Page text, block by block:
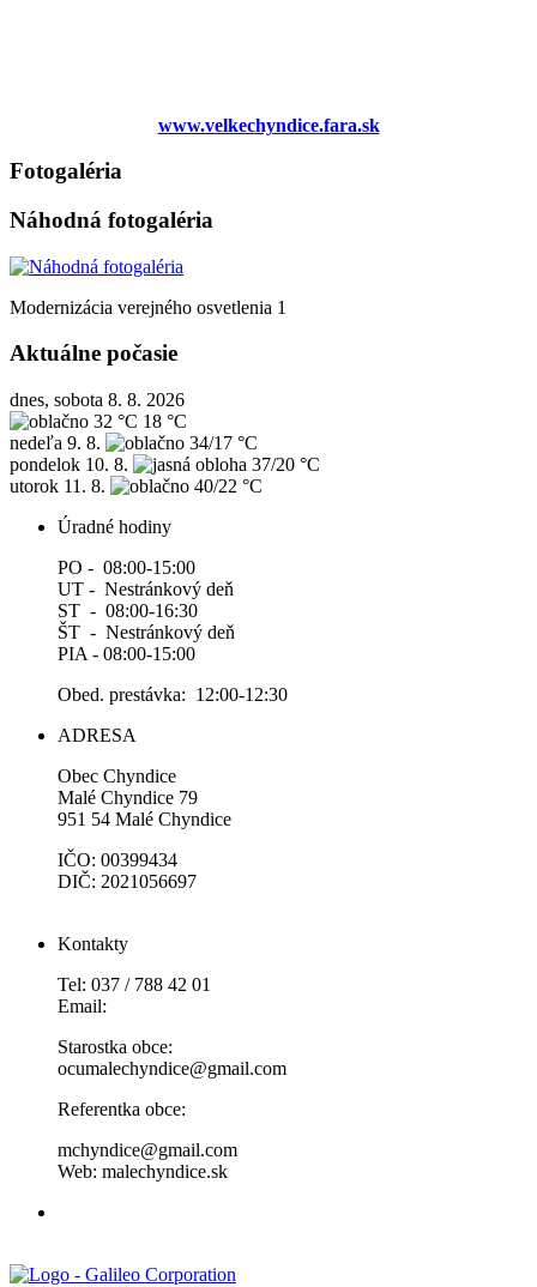
www.velkechyndice.fara.sk
Fotogaléria
Náhodná fotogaléria
Modernizácia verejného osvetlenia 1
Aktuálne počasie
dnes, sobota 8. 8. 2026
32 °C 18 °C
nedeľa 9. 8.
34/17 °C
pondelok 10. 8.
37/20 °C
utorok 11. 8.
40/22 °C
Úradné hodiny
PO - 08:00-15:00
UT - Nestránkový deň
ST - 08:00-16:30
ŠT - Nestránkový deň
PIA - 08:00-15:00
Obed. prestávka: 12:00-12:30
ADRESA
Obec Chyndice
Malé Chyndice 79
951 54 Malé Chyndice
IČO: 00399434
DIČ: 2021056697
Kontakty
Tel: 037 / 788 42 01
Email:
Starostka obce:
ocumalechyndice@gmail.com
Referentka obce:
mchyndice@gmail.com
Web: malechyndice.sk